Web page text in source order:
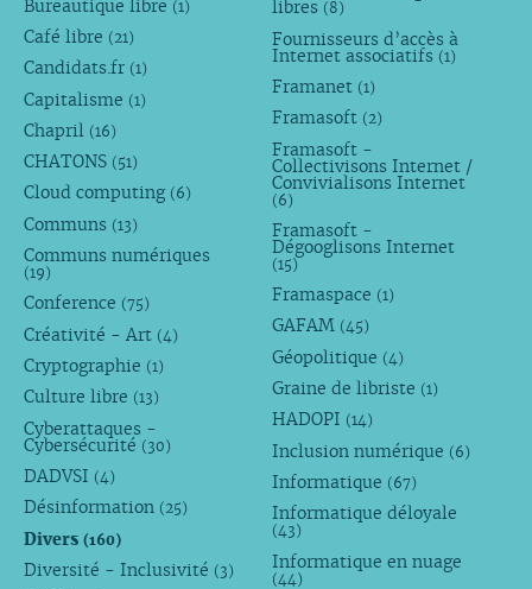
Bureautique libre (1)
Café libre (21)
Candidats.fr (1)
Capitalisme (1)
Chapril (16)
CHATONS (51)
Cloud computing (6)
Communs (13)
Communs numériques
(19)
Conference (75)
Créativité - Art (4)
Cryptographie (1)
Culture libre (13)
Cyberattaques -
Cybersécurité (30)
DADVSI (4)
Désinformation (25)
Divers (160)
Diversité - Inclusivité (3)
libres (8)
Fournisseurs d’accès à
Internet associatifs (1)
Framanet (1)
Framasoft (2)
Framasoft -
Collectivisons Internet /
Convivialisons Internet
(6)
Framasoft -
Dégooglisons Internet
(15)
Framaspace (1)
GAFAM (45)
Géopolitique (4)
Graine de libriste (1)
HADOPI (14)
Inclusion numérique (6)
Informatique (67)
Informatique déloyale
(43)
Informatique en nuage
(44)